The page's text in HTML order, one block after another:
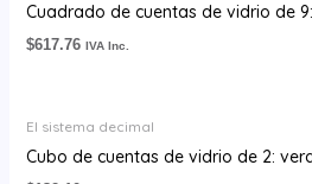
Cuadrado de cuentas de vidrio de
$617.76 IVA Inc.
El sistema decimal
Cubo de cuentas de vidrio de 2: